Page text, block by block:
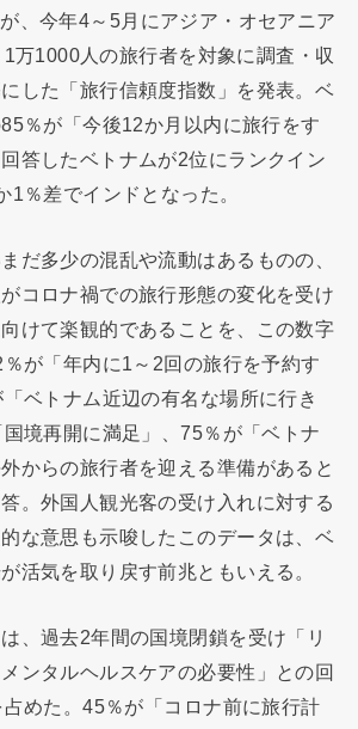
、今年4～5月にアジア・オセアニア
万1000人の旅行者を対象に調査・収
した「旅行信頼度指数」を発表。ベ
％が「今後12か月以内に旅行をす
答したベトナムが2位にランクイン
1％差でインドとなった。
だ多少の混乱や流動はあるものの、
コロナ禍での旅行形態の変化を受け
けて楽観的であることを、この数字
が「年内に1～2回の旅行を予約す
ベトナム近辺の有名な場所に行き
境再開に満足」、75％が「ベトナ
からの旅行者を迎える準備があると
。外国人観光客の受け入れに対する
な意思も示唆したこのデータは、ベ
活気を取り戻す前兆ともいえる。
、過去2年間の国境閉鎖を受け「リ
ンタルヘルスケアの必要性」との回
めた。45％が「コロナ前に旅行計